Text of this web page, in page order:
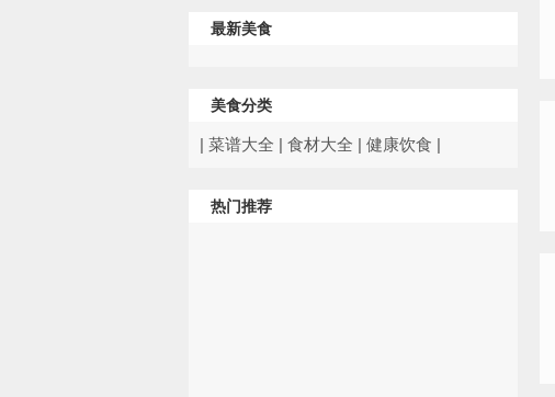
最新美食
美食分类
| 菜谱大全 | 食材大全 | 健康饮食 |
热门推荐